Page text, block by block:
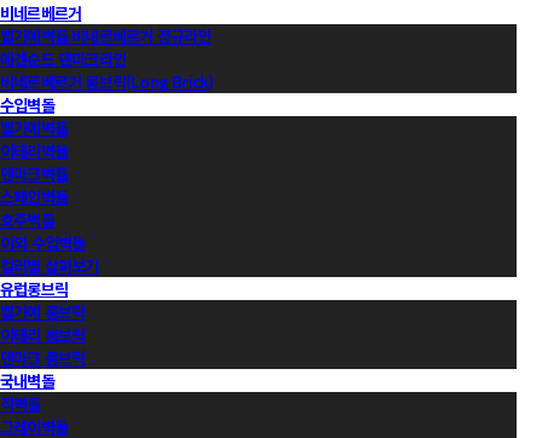
비네르베르거
벨기에벽돌 비네르베르거 정규라인
에겐순드 덴마크라인
비네르베르거 롱브릭(Long Brick)
수입벽돌
벨기에벽돌
이태리벽돌
덴마크벽돌
스페인벽돌
호주벽돌
이외 수입벽돌
컬러별 살펴보기
유럽롱브릭
벨기에 롱브릭
이태리 롱브릭
덴마크 롱브릭
국내벽돌
적벽돌
그레이벽돌